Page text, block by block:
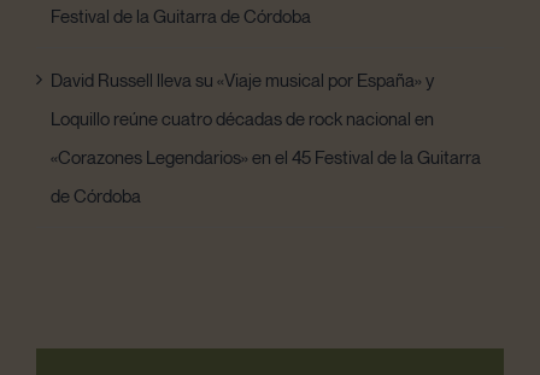
Festival de la Guitarra de Córdoba
David Russell lleva su «Viaje musical por España» y
Loquillo reúne cuatro décadas de rock nacional en
«Corazones Legendarios» en el 45 Festival de la Guitarra
de Córdoba